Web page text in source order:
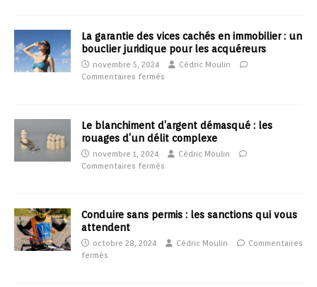
La garantie des vices cachés en immobilier : un
bouclier juridique pour les acquéreurs
novembre 5, 2024
Cédric Moulin
Commentaires fermés
Le blanchiment d’argent démasqué : les
rouages d’un délit complexe
novembre 1, 2024
Cédric Moulin
Commentaires fermés
Conduire sans permis : les sanctions qui vous
attendent
octobre 28, 2024 Cédric Moulin
Commentaires
fermés